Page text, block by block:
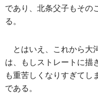
であり、北条父子もその
る。
とはいえ、これから大
は、もしストレートに描
も重苦しくなりすぎてし
である。